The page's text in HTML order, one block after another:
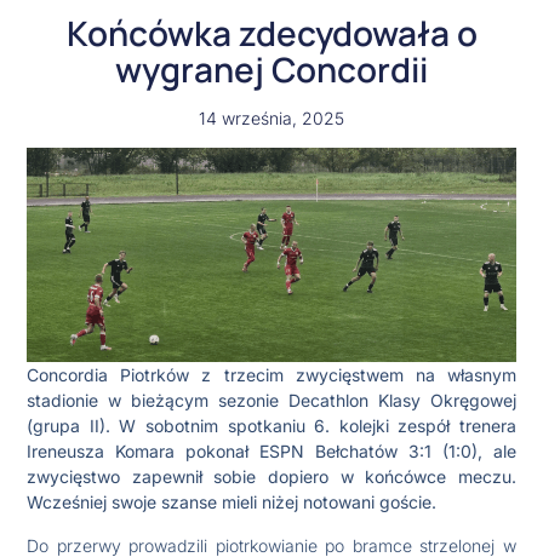
Końcówka zdecydowała o
wygranej Concordii
14 września, 2025
Concordia Piotrków z trzecim zwycięstwem na własnym
stadionie w bieżącym sezonie Decathlon Klasy Okręgowej
(grupa II). W sobotnim spotkaniu 6. kolejki zespół trenera
Ireneusza Komara pokonał ESPN Bełchatów 3:1 (1:0), ale
zwycięstwo zapewnił sobie dopiero w końcówce meczu.
Wcześniej swoje szanse mieli niżej notowani goście.
Do przerwy prowadzili piotrkowianie po bramce strzelonej w